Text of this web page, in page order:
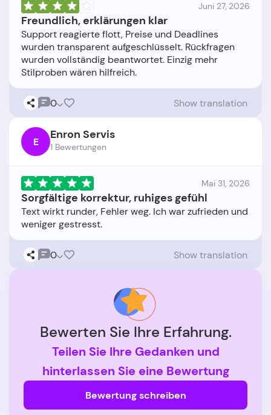
Juni 27, 2026
Freundlich, erklärungen klar
Support reagierte flott, Preise und Deadlines
wurden transparent aufgeschlüsselt. Rückfragen
wurden vollständig beantwortet. Einzig mehr
0 Show translation
E Enron Servis
1 Bewertungen
Mai 31, 2026
Sorgfältige korrektur, ruhiges gefühl
Text wirkt runder, Fehler weg. Ich war zufrieden und
0 Show translation
Bewerten Sie Ihre Erfahrung.
Teilen Sie Ihre Gedanken und
hinterlassen Sie eine Bewertung
Bewertung schreiben